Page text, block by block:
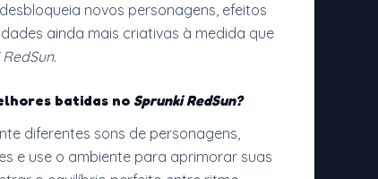
novos personagens, efeitos
ainda mais criativas à medida que
batidas no Sprunki RedSun?
diferentes sons de personagens,
e use o ambiente para aprimorar suas